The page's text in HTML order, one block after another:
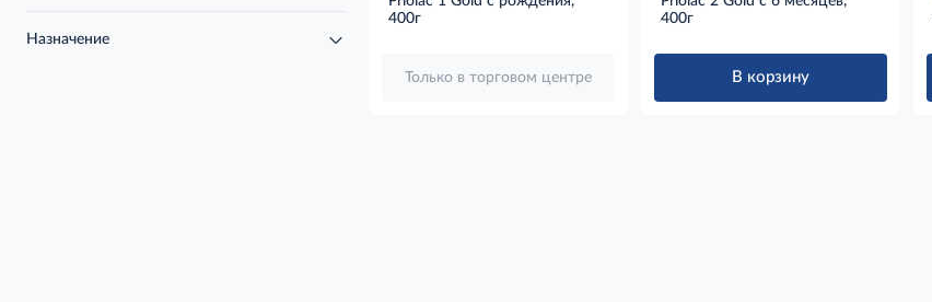
Назначение
400г
Только в торговом центре
400г
В корзину